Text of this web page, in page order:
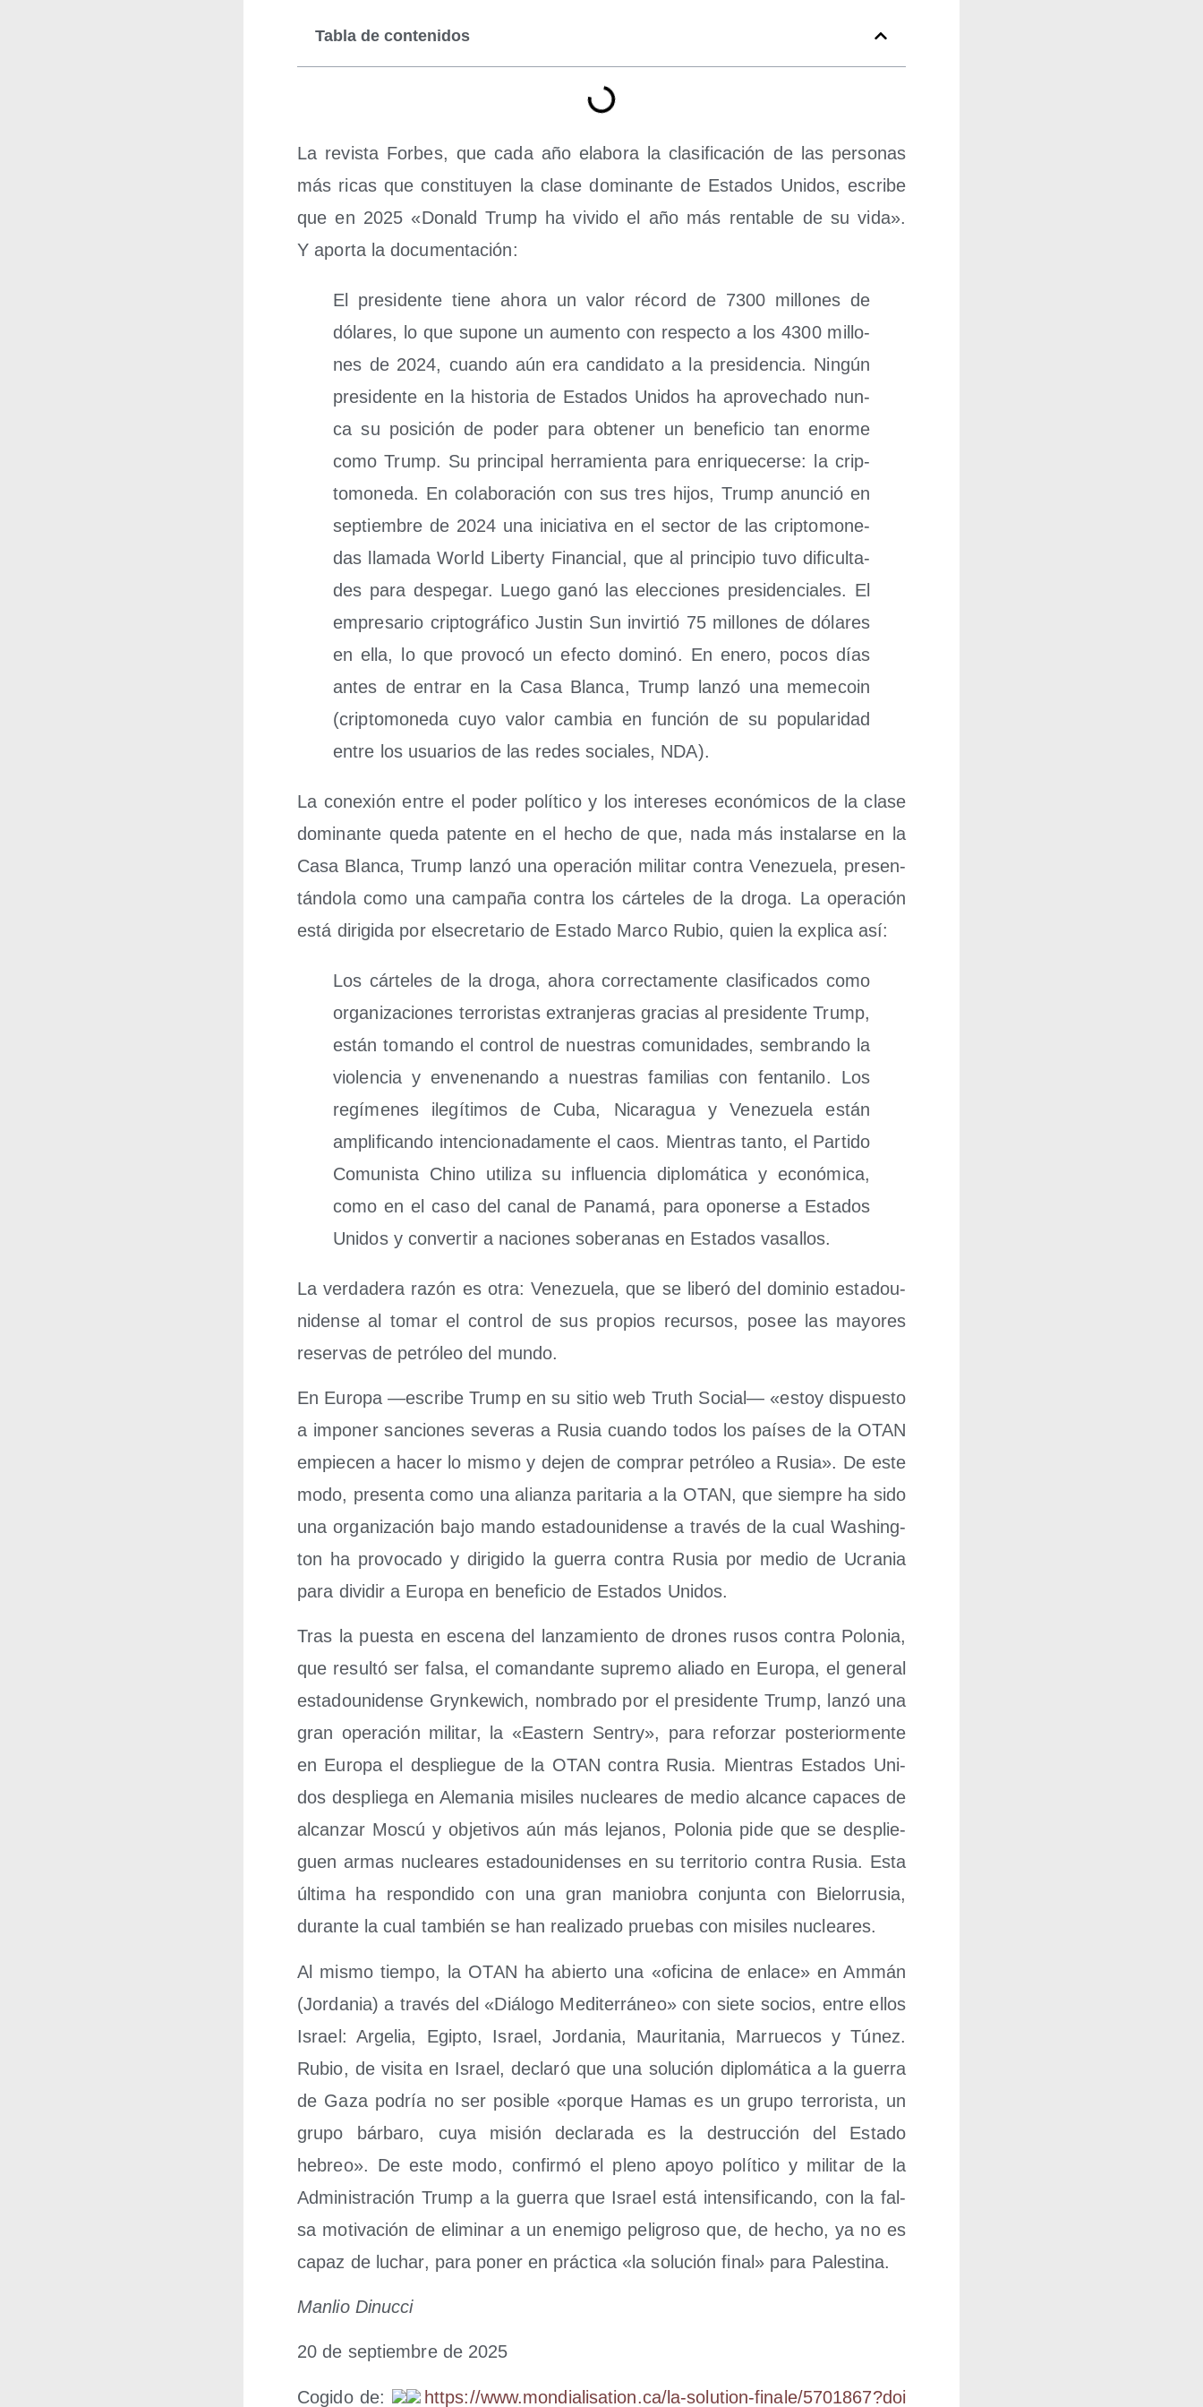
Tabla de contenidos
La revis­ta For­bes, que cada año ela­bo­ra la cla­si­fi­ca­ción de las per­so­nas
más ricas que cons­ti­tu­yen la cla­se domi­nan­te de Esta­dos Uni­dos, escri­be
que en 2025 «Donald Trump ha vivi­do el año más ren­ta­ble de su vida».
Y apor­ta la documentación:
El pre­si­den­te tie­ne aho­ra un valor récord de 7300 millo­nes de
dóla­res, lo que supo­ne un aumen­to con res­pec­to a los 4300 millo­
nes de 2024, cuan­do aún era can­di­da­to a la pre­si­den­cia. Nin­gún
pre­si­den­te en la his­to­ria de Esta­dos Uni­dos ha apro­ve­cha­do nun­
ca su posi­ción de poder para obte­ner un bene­fi­cio tan enor­me
como Trump. Su prin­ci­pal herra­mien­ta para enri­que­cer­se: la crip­
to­mo­ne­da. En cola­bo­ra­ción con sus tres hijos, Trump anun­ció en
sep­tiem­bre de 2024 una ini­cia­ti­va en el sec­tor de las crip­to­mo­ne­
das lla­ma­da World Liberty Finan­cial, que al prin­ci­pio tuvo difi­cul­ta­
des para des­pe­gar. Lue­go ganó las elec­cio­nes pre­si­den­cia­les. El
empre­sa­rio crip­to­grá­fi­co Jus­tin Sun invir­tió 75 millo­nes de dóla­res
en ella, lo que pro­vo­có un efec­to domi­nó. En enero, pocos días
antes de entrar en la Casa Blan­ca, Trump lan­zó una meme­co­in
(crip­to­mo­ne­da cuyo valor cam­bia en fun­ción de su popu­la­ri­dad
entre los usua­rios de las redes socia­les, NDA).
La cone­xión entre el poder polí­ti­co y los intere­ses eco­nó­mi­cos de la cla­se
domi­nan­te que­da paten­te en el hecho de que, nada más ins­ta­lar­se en la
Casa Blan­ca, Trump lan­zó una ope­ra­ción mili­tar con­tra Vene­zue­la, pre­sen­
tán­do­la como una cam­pa­ña con­tra los cár­te­les de la dro­ga. La ope­ra­ción
está diri­gi­da por else­cre­ta­rio de Esta­do Mar­co Rubio, quien la expli­ca así:
Los cár­te­les de la dro­ga, aho­ra correc­ta­men­te cla­si­fi­ca­dos como
orga­ni­za­cio­nes terro­ris­tas extran­je­ras gra­cias al pre­si­den­te Trump,
están toman­do el con­trol de nues­tras comu­ni­da­des, sem­bran­do la
vio­len­cia y enve­ne­nan­do a nues­tras fami­lias con fen­ta­ni­lo. Los
regí­me­nes ile­gí­ti­mos de Cuba, Nica­ra­gua y Vene­zue­la están
ampli­fi­can­do inten­cio­na­da­men­te el caos. Mien­tras tan­to, el Par­ti­do
Comu­nis­ta Chino uti­li­za su influen­cia diplo­má­ti­ca y eco­nó­mi­ca,
como en el caso del canal de Pana­má, para opo­ner­se a Esta­dos
Uni­dos y con­ver­tir a nacio­nes sobe­ra­nas en Esta­dos vasallos.
La ver­da­de­ra razón es otra: Vene­zue­la, que se libe­ró del domi­nio esta­dou­
ni­den­se al tomar el con­trol de sus pro­pios recur­sos, posee las mayo­res
reser­vas de petró­leo del mundo.
En Euro­pa —escri­be Trump en su sitio web Truth Social— «estoy dis­pues­to
a impo­ner san­cio­nes seve­ras a Rusia cuan­do todos los paí­ses de la OTAN
empie­cen a hacer lo mis­mo y dejen de com­prar petró­leo a Rusia». De este
modo, pre­sen­ta como una alian­za pari­ta­ria a la OTAN, que siem­pre ha sido
una orga­ni­za­ción bajo man­do esta­dou­ni­den­se a tra­vés de la cual Washing­
ton ha pro­vo­ca­do y diri­gi­do la gue­rra con­tra Rusia por medio de Ucra­nia
para divi­dir a Euro­pa en bene­fi­cio de Esta­dos Unidos.
Tras la pues­ta en esce­na del lan­za­mien­to de dro­nes rusos con­tra Polo­nia,
que resul­tó ser fal­sa, el coman­dan­te supre­mo alia­do en Euro­pa, el gene­ral
esta­dou­ni­den­se Gryn­ke­wich, nom­bra­do por el pre­si­den­te Trump, lan­zó una
gran ope­ra­ción mili­tar, la «Eas­tern Sentry», para refor­zar pos­te­rior­men­te
en Euro­pa el des­plie­gue de la OTAN con­tra Rusia. Mien­tras Esta­dos Uni­
dos des­plie­ga en Ale­ma­nia misi­les nuclea­res de medio alcan­ce capa­ces de
alcan­zar Mos­cú y obje­ti­vos aún más leja­nos, Polo­nia pide que se des­plie­
guen armas nuclea­res esta­dou­ni­den­ses en su terri­to­rio con­tra Rusia. Esta
últi­ma ha res­pon­di­do con una gran manio­bra con­jun­ta con Bie­lo­rru­sia,
duran­te la cual tam­bién se han rea­li­za­do prue­bas con misi­les nucleares.
Al mis­mo tiem­po, la OTAN ha abier­to una «ofi­ci­na de enla­ce» en Ammán
(Jor­da­nia) a tra­vés del «Diá­lo­go Medi­te­rrá­neo» con sie­te socios, entre ellos
Israel: Arge­lia, Egip­to, Israel, Jor­da­nia, Mau­ri­ta­nia, Marrue­cos y Túnez.
Rubio, de visi­ta en Israel, decla­ró que una solu­ción diplo­má­ti­ca a la gue­rra
de Gaza podría no ser posi­ble «por­que Hamas es un gru­po terro­ris­ta, un
gru­po bár­ba­ro, cuya misión decla­ra­da es la des­truc­ción del Esta­do
hebreo». De este modo, con­fir­mó el pleno apo­yo polí­ti­co y mili­tar de la
Admi­nis­tra­ción Trump a la gue­rra que Israel está inten­si­fi­can­do, con la fal­
sa moti­va­ción de eli­mi­nar a un enemi­go peli­gro­so que, de hecho, ya no es
capaz de luchar, para poner en prác­ti­ca «la solu­ción final» para Palestina.
Man­lio Dinucci
20 de sep­tiem­bre de 2025
Cogi­do de: https://​www​.mon​dia​li​sa​tion​.ca/​l​a​-​s​o​l​u​t​i​o​n​-​f​i​n​a​l​e​/​5​7​0​1​8​6​7​?​d​o​i​